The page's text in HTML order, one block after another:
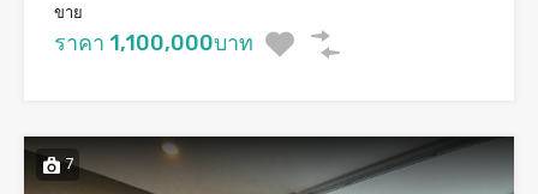
ขาย
ราคา 1,100,000บาท
7